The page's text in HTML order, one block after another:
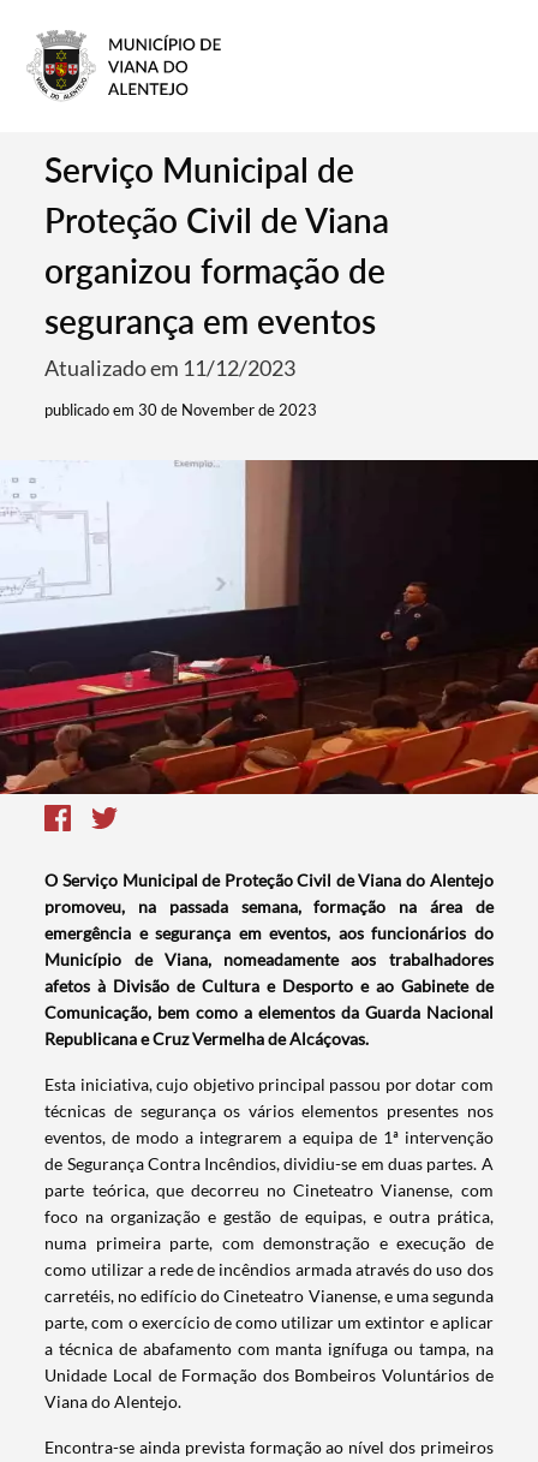
Serviço Municipal de
Proteção Civil de Viana
organizou formação de
segurança em eventos
Atualizado em 11/12/2023
publicado em 30 de November de 2023
O Serviço Municipal de Proteção Civil de Viana do Alentejo
promoveu, na passada semana, formação na área de
emergência e segurança em eventos, aos funcionários do
Município de Viana, nomeadamente aos trabalhadores
afetos à Divisão de Cultura e Desporto e ao Gabinete de
Comunicação, bem como a elementos da Guarda Nacional
Republicana e Cruz Vermelha de Alcáçovas.
Esta iniciativa, cujo objetivo principal passou por dotar com
técnicas de segurança os vários elementos presentes nos
eventos, de modo a integrarem a equipa de 1ª intervenção
de Segurança Contra Incêndios, dividiu-se em duas partes. A
parte teórica, que decorreu no Cineteatro Vianense, com
foco na organização e gestão de equipas, e outra prática,
numa primeira parte, com demonstração e execução de
como utilizar a rede de incêndios armada através do uso dos
carretéis, no edifício do Cineteatro Vianense, e uma segunda
parte, com o exercício de como utilizar um extintor e aplicar
a técnica de abafamento com manta ignífuga ou tampa, na
Unidade Local de Formação dos Bombeiros Voluntários de
Viana do Alentejo.
Encontra-se ainda prevista formação ao nível dos primeiros